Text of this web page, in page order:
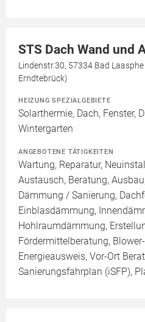
STS Dach Wand und
Lindenstr.30, 57334 Bad
Erndtebrück)
HEIZUNG SPEZIALGEBIETE
Solarthermie, Dach, Fenster,
Wintergarten
ANGEBOTENE TÄTIGKEITEN
Wartung, Reparatur,
Austausch, Beratung,
Dämmung / Sanierung,
Einblasdämmung,
Hohlraumdämmung,
Fördermittelberatung,
Energieausweis, Vor-Ort
Sanierungsfahrplan (iSFP),